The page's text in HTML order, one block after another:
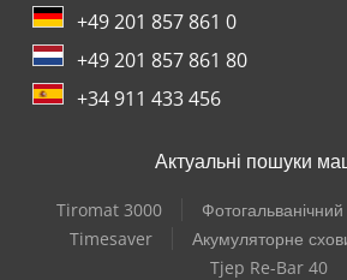
+49 201 857 861 0
+49 201 857 861 80
+34 911 433 456
Актуальні пошуки
Tiromat 3000 Фотогальванічний
Timesaver
Акумуляторне
Tjep Re-Bar 40